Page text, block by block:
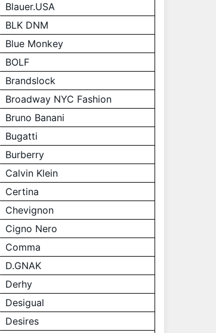
Blauer.USA
BLK DNM
Blue Monkey
BOLF
Brandslock
Broadway NYC Fashion
Bruno Banani
Bugatti
Burberry
Calvin Klein
Certina
Chevignon
Cigno Nero
Comma
D.GNAK
Derhy
Desigual
Desires